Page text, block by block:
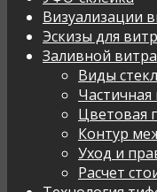
Визуализации
Эскизы для
Заливной
Виды
Частичная
Цветовая
Контур
Уход и
Расчет